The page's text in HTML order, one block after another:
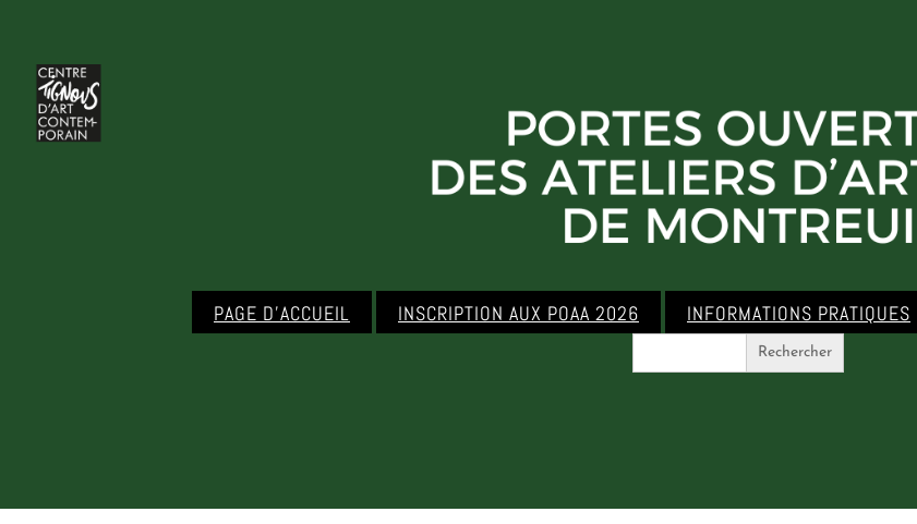
PAGE D’ACCUEIL INSCRIPTION AUX POAA 2026 INFORMATIONS PRATIQUES
Search